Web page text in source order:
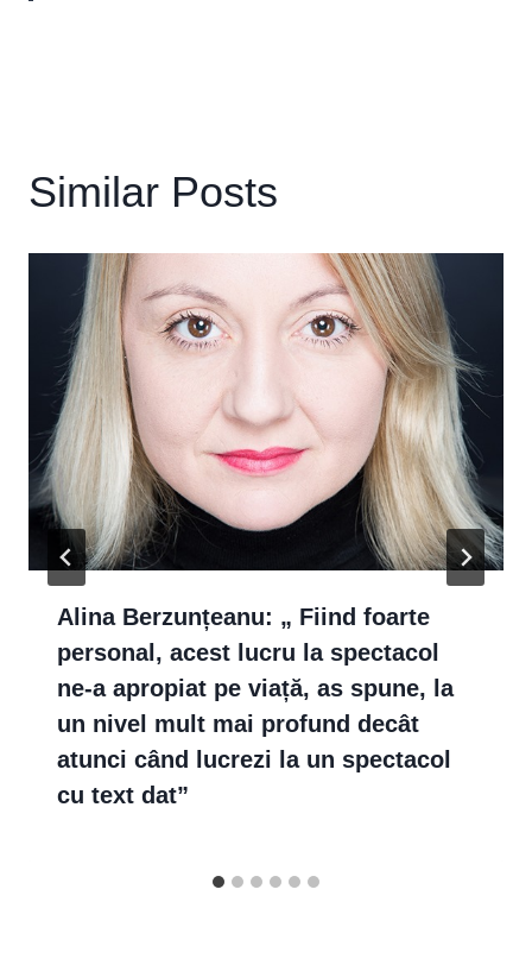
Similar Posts
Alina Berzunțeanu: „ Fiind foarte
personal, acest lucru la spectacol
ne-a apropiat pe viață, as spune, la
un nivel mult mai profund decât
atunci când lucrezi la un spectacol
cu text dat”